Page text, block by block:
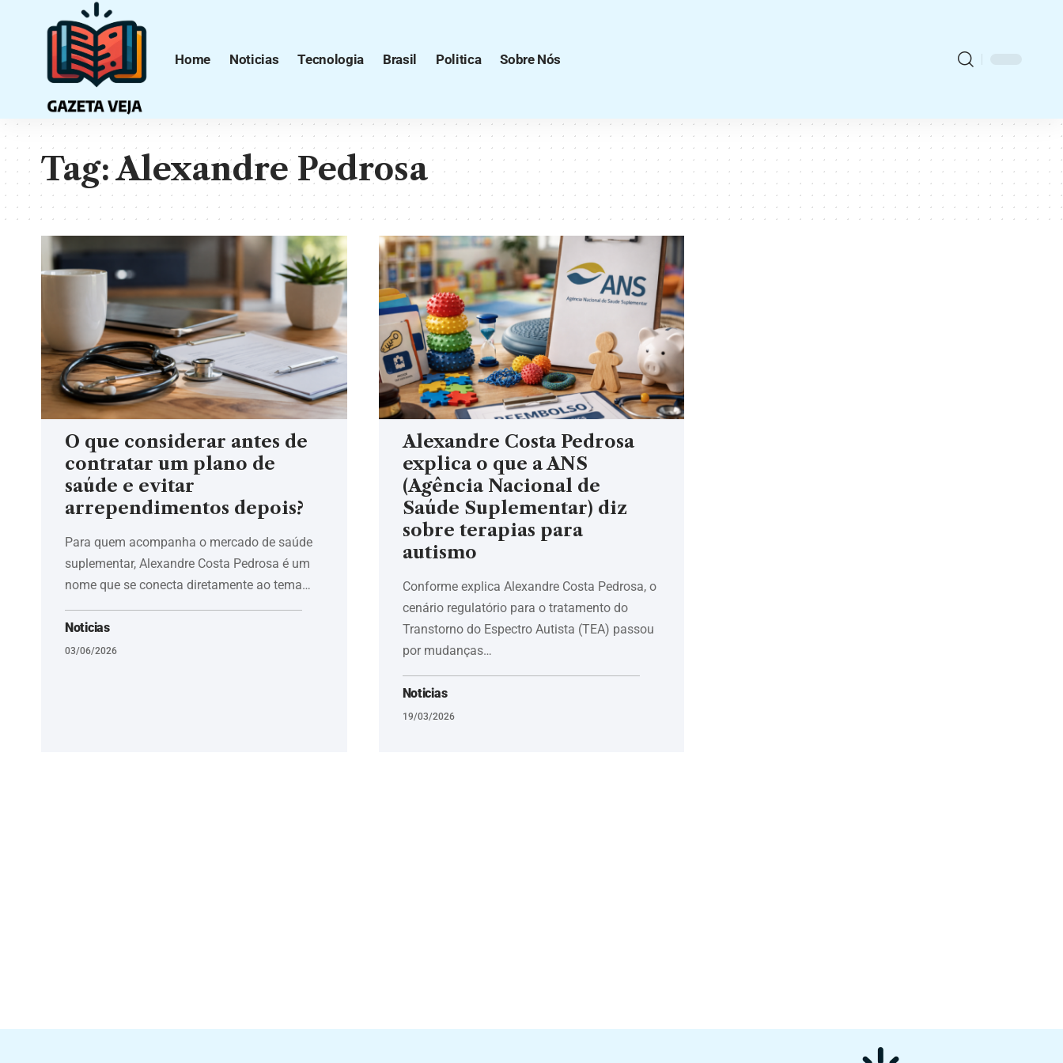
Home Noticias Tecnologia Brasil Politica Sobre Nós
Tag:Alexandre Pedrosa
O que considerar antes de
contratar um plano de
saúde e evitar
arrependimentos depois?
Para quem acompanha o mercado de saúde
suplementar, Alexandre Costa Pedrosa é um
nome que se conecta diretamente ao tema…
Noticias
03/06/2026
Alexandre Costa Pedrosa
explica o que a ANS
(Agência Nacional de
Saúde Suplementar) diz
sobre terapias para
autismo
Conforme explica Alexandre Costa Pedrosa, o
cenário regulatório para o tratamento do
Transtorno do Espectro Autista (TEA) passou
por mudanças…
Noticias
19/03/2026